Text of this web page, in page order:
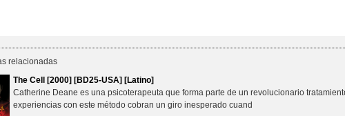
relacionadas
The Cell [2000] [BD25-USA] [Latino]
Catherine Deane es una psicoterapeuta que forma parte de un revolucionario
experiencias con este método cobran un giro inesperado cuand